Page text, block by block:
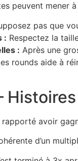
peuvent mener
pas que
: Respectez la
: Après une
rounds aide à
avoir
d’un